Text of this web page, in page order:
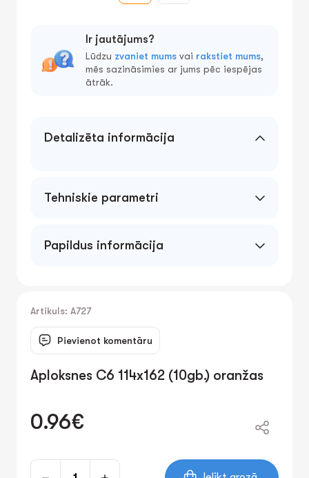
Ir jautājums?
Lūdzu zvaniet mums vai rakstiet mums,
mēs sazināsimies ar jums pēc iespējas
ātrāk.
Detalizēta informācija
Tehniskie parametri
Papildus informācija
Artikuls: A727
Pievienot komentāru
Aploksnes C6 114x162 (10gb.) oranžas
0.96€